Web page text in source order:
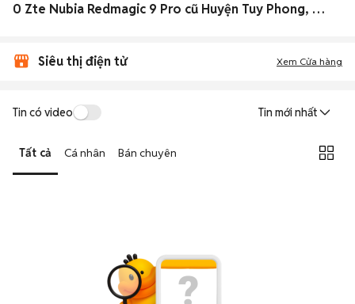
0 Zte Nubia Redmagic 9 Pro cũ Huyện Tuy Phong, Bình Thuận đẹp
Siêu thị điện tử Xem Cửa hàng
Tin có video Tin mới nhất
Tất cả Cá nhân Bán chuyên